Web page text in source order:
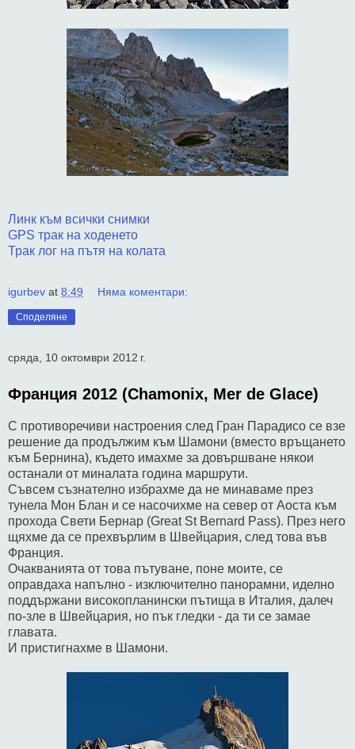
Линк към всички снимки
GPS трак на ходенето
Трак лог на пътя на колата
igurbev at 8:49 Няма коментари:
Споделяне
сряда, 10 октомври 2012 г.
Франция 2012 (Chamonix, Mer de Glace)
С противоречиви настроения след Гран Парадисо се взе
решение да продължим към Шамони (вместо връщането
към Бернина), където имахме за довършване някои
останали от миналата година маршрути.
Съвсем съзнателно избрахме да не минаваме през
тунела Мон Блан и се насочихме на север от Аоста към
прохода Свети Бернар (Great St Bernard Pass). През него
щяхме да се прехвърлим в Швейцария, след това във
Франция.
Очакванията от това пътуване, поне моите, се
оправдаха напълно - изключително панорамни, иделно
поддържани високопланински пътища в Италия, далеч
по-зле в Швейцария, но пък гледки - да ти се замае
главата.
И пристигнахме в Шамони.